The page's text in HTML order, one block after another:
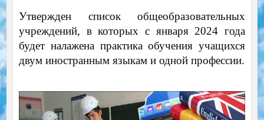
Утвержден список общеобразовательных
учреждений, в которых с января 2024 года
будет налажена практика обучения учащихся
двум иностранным языкам и одной профессии.